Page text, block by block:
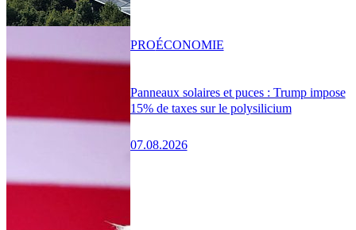
Panneaux solaires et puces : Trump impose
15% de taxes sur le polysilicium
07.08.2026
PROÉCONOMIE